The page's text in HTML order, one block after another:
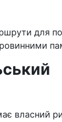
власний